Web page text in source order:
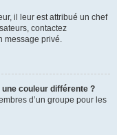
il leur est attribué un chef
contactez
message privé.
couleur différente ?
d’un groupe pour les